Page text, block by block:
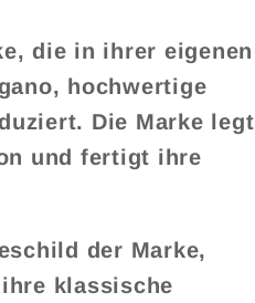
die in ihrer eigenen
hochwertige
Die Marke legt
und fertigt ihre
der Marke,
klassische